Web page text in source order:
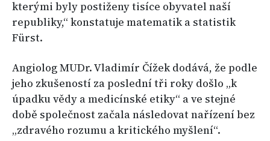
kterými byly postiženy tisíce obyvatel naší
republiky,“ konstatuje matematik a statistik
Fürst.
Angiolog MUDr. Vladimír Čížek dodává, že podle
jeho zkušeností za poslední tři roky došlo „k
úpadku vědy a medicínské etiky“ a ve stejné
době společnost začala následovat nařízení bez
„zdravého rozumu a kritického myšlení“.